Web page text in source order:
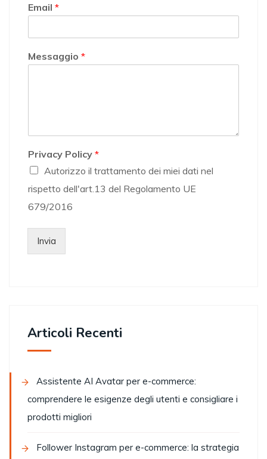
Email *
Messaggio *
Privacy Policy *
Autorizzo il trattamento dei miei dati nel
rispetto dell'art.13 del Regolamento UE
679/2016
Invia
Articoli Recenti
Assistente AI Avatar per e-commerce:
comprendere le esigenze degli utenti e consigliare i
prodotti migliori
Follower Instagram per e-commerce: la strategia